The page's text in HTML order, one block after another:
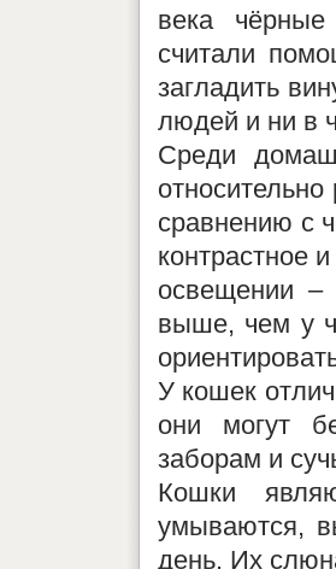
века
считали
загладить
людей и ни в
Среди
сравнению с
контрастное
освещении –
выше, чем у
У кошек
они могут
заборам и
Кошки
умываются,
день. Их